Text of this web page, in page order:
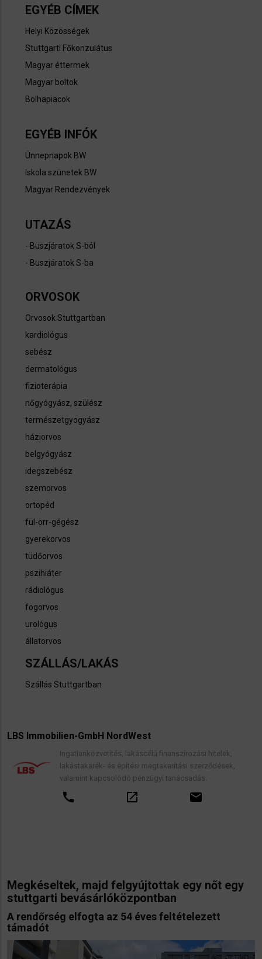
EGYÉB CÍMEK
Helyi Közösségek
Stuttgarti Főkonzulátus
Magyar éttermek
Magyar boltok
Bolhapiacok
EGYÉB INFÓK
Ünnepnapok BW
Iskola szünetek BW​
Magyar Rendezvények
UTAZÁS
- Buszjáratok S-ból
- Buszjáratok S-ba
ORVOSOK
Orvosok Stuttgartban
kardiológus
sebész
dermatológus
fizioterápia
nőgyógyász, szülész
természetgyogyász
háziorvos
belgyógyász
idegszebész
szemorvos
ortopéd
fül-orr-gégész
gyerekorvos
tüdőorvos
pszihiáter
rádiológus
fogorvos
urológus
állatorvos
SZÁLLÁS/LAKÁS
Szállás Stuttgartban
LBS Immobilien-GmbH NordWest
Ingatlanközvetítés, lakáscélú finanszírozási hitelek,
lakástakarék- és építési megtakarítási szerződések,
valamint kapcsolódó pénzügyi tanácsadás.
call open_in_new email
Megkéseltek, majd felgyújtottak egy nőt egy
stuttgarti bevásárlóközpontban
A rendőrség elfogta az 54 éves feltételezett
támadót